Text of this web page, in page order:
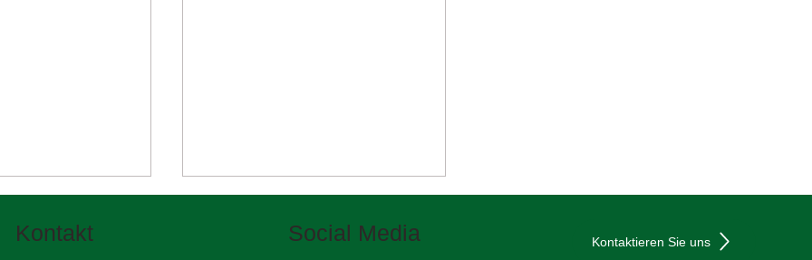
Kontakt Social Media Kontaktieren Sie uns